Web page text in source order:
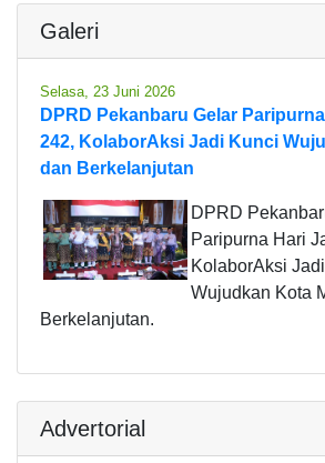
Galeri
Selasa, 23 Juni 2026
DPRD Pekanbaru Gelar
242, KolaborAksi Jadi Kunci
dan Berkelanjutan
DPRD
Paripurna Hari
KolaborAksi
Wujudkan Kota
Berkelanjutan.
Advertorial